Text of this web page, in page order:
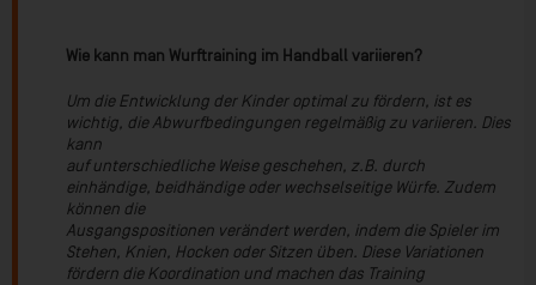
Wie kann man Wurftraining im Handball variieren?
Um die Entwicklung der Kinder optimal zu fördern, ist es
wichtig, die Abwurfbedingungen regelmäßig zu variieren. Dies
kann
auf unterschiedliche Weise geschehen, z.B. durch
einhändige, beidhändige oder wechselseitige Würfe. Zudem
können die
Ausgangspositionen verändert werden, indem die Spieler im
Stehen, Knien, Hocken oder Sitzen üben. Diese Variationen
fördern die Koordination und machen das Training